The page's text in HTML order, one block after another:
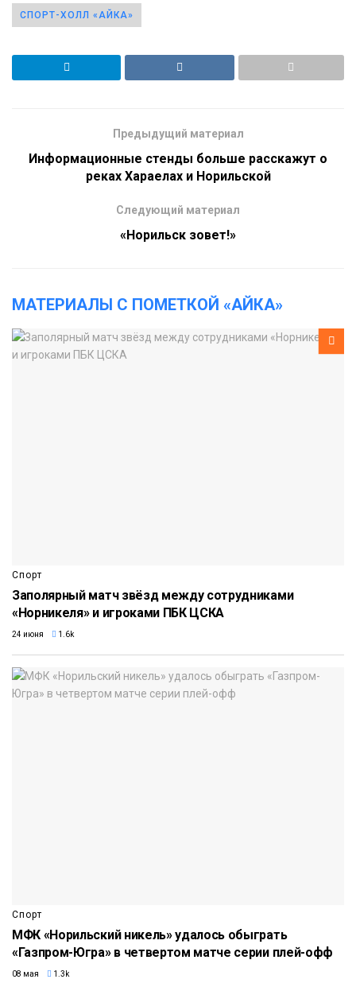
СПОРТ-ХОЛЛ «АЙКА»
Предыдущий материал
Информационные стенды больше расскажут о
реках Хараелах и Норильской
Следующий материал
«Норильск зовет!»
МАТЕРИАЛЫ С ПОМЕТКОЙ «АЙКА»
Спорт
Заполярный матч звёзд между сотрудниками
«Норникеля» и игроками ПБК ЦСКА
24 июня 1.6k
Спорт
МФК «Норильский никель» удалось обыграть
«Газпром-Югра» в четвертом матче серии плей-офф
08 мая 1.3k